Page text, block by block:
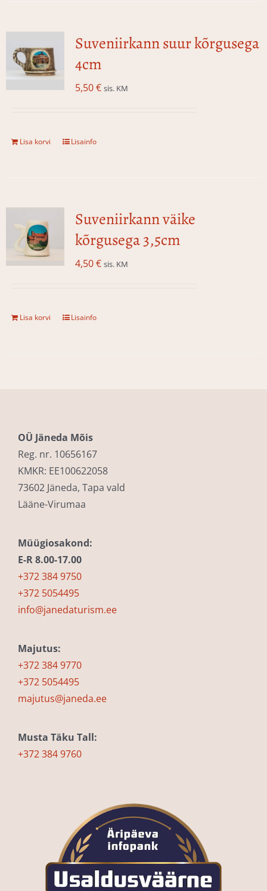
Suveniirkann suur kõrgusega
4cm
5,50€ sis. KM
Lisa korvi Lisainfo
Suveniirkann väike
kõrgusega 3,5cm
4,50€ sis. KM
Lisa korvi Lisainfo
OÜ Jäneda Mõis
Reg. nr. 10656167
KMKR: EE100622058
73602 Jäneda, Tapa vald
Lääne-Virumaa
Müügiosakond:
E-R 8.00-17.00
+372 384 9750
+372 5054495
info@janedaturism.ee
Majutus:
+372 384 9770
+372 5054495
majutus@janeda.ee
Musta Täku Tall:
+372 384 9760